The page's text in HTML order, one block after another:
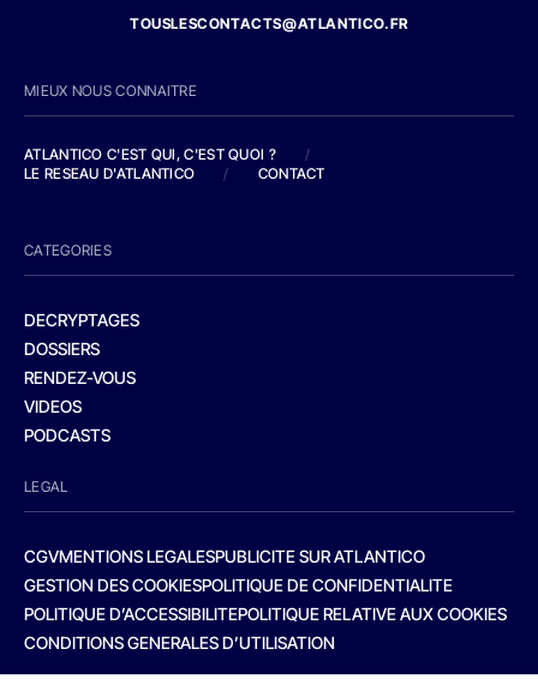
TOUSLESCONTACTS@ATLANTICO.FR
MIEUX NOUS CONNAITRE
ATLANTICO C'EST QUI, C'EST QUOI ?
/
LE RESEAU D'ATLANTICO
/ CONTACT
CATEGORIES
DECRYPTAGES
DOSSIERS
RENDEZ-VOUS
VIDEOS
PODCASTS
LEGAL
CGVMENTIONS LEGALESPUBLICITE SUR ATLANTICO
GESTION DES COOKIESPOLITIQUE DE CONFIDENTIALITE
POLITIQUE D’ACCESSIBILITEPOLITIQUE RELATIVE AUX COOKIES
CONDITIONS GENERALES D’UTILISATION